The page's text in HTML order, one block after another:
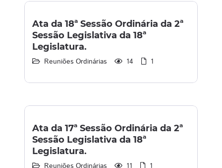
Ata da 18ª Sessão Ordinária da 2ª
Sessão Legislativa da 18ª
Legislatura.
Reuniões Ordinárias 14 1
Ata da 17ª Sessão Ordinária da 2ª
Sessão Legislativa da 18ª
Legislatura.
Reuniões Ordinárias 11 1